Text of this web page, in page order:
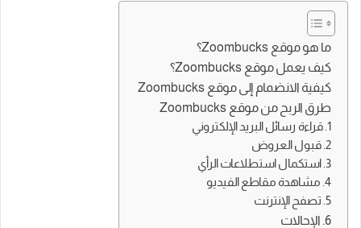
ما هو موقع Zoombucks؟
كيف يعمل موقع Zoombucks؟
كيفية الانضمام إلى موقع Zoombucks
طرق الربح من موقع Zoombucks
1. قراءة رسائل البريد الإلكتروني
2. قبول العروض
3. استكمال استطلاعات الرأي
4. مشاهدة مقاطع الفيديو
5. تصفح الإنترنت
6. الإحالات